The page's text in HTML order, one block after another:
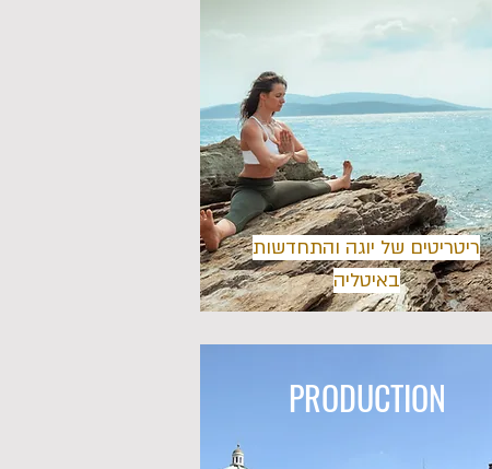
ריטריטים של יוגה והתחדשות
באיטליה
PRODUCTION